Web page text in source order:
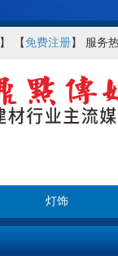
】 【免费注册】 服务
灯饰